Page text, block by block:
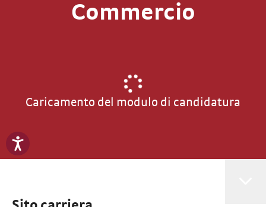
Commercio
Caricamento del modulo di candidatura